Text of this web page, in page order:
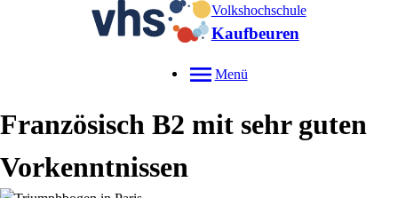
Volkshochschule
Kaufbeuren
Menü
Französisch B2 mit sehr guten
Vorkenntnissen